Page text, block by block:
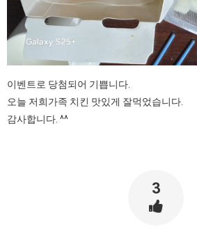
이벤트로 당첨되어 기쁩니다.
오늘 저희가족 치킨 맛있게 잘먹었습니다.
감사합니다. ^^
3